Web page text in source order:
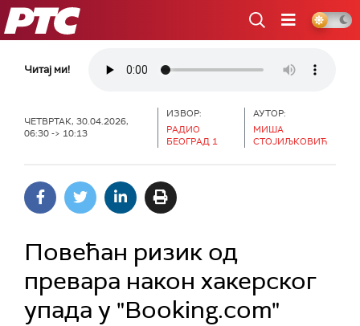
РТС
Читај ми!
ЧЕТВРТАК, 30.04.2026,
06:30 -> 10:13
ИЗВОР:
РАДИО
БЕОГРАД 1
АУТОР:
МИША
СТОЈИЉКОВИЋ
Повећан ризик од
превара након хакерског
упада у "Booking.com"